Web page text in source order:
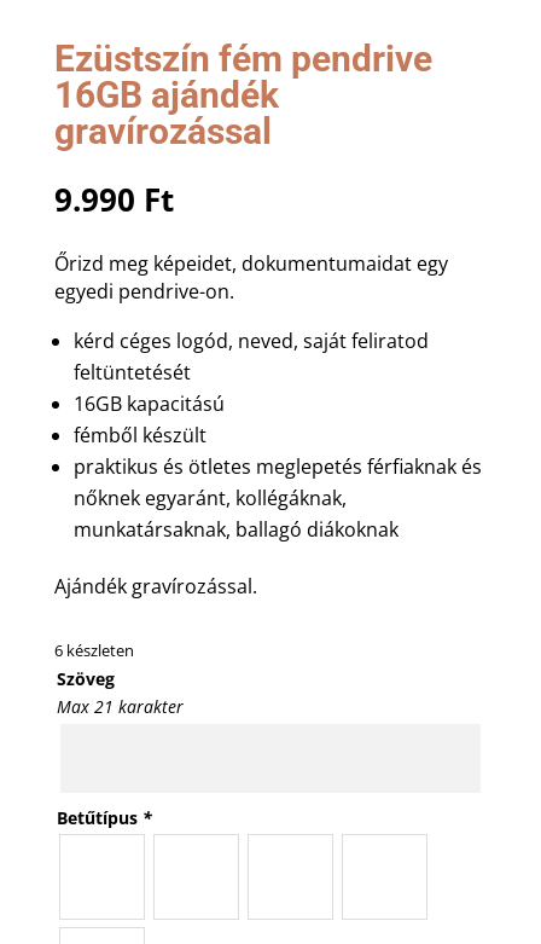
Ezüstszín fém pendrive
16GB ajándék
gravírozással
9.990 Ft
Őrizd meg képeidet, dokumentumaidat egy
egyedi pendrive-on.
kérd céges logód, neved, saját feliratod
feltüntetését
16GB kapacitású
fémből készült
praktikus és ötletes meglepetés férfiaknak és
nőknek egyaránt, kollégáknak,
munkatársaknak, ballagó diákoknak
Ajándék gravírozással.
6 készleten
Szöveg
Max 21 karakter
Betűtípus *